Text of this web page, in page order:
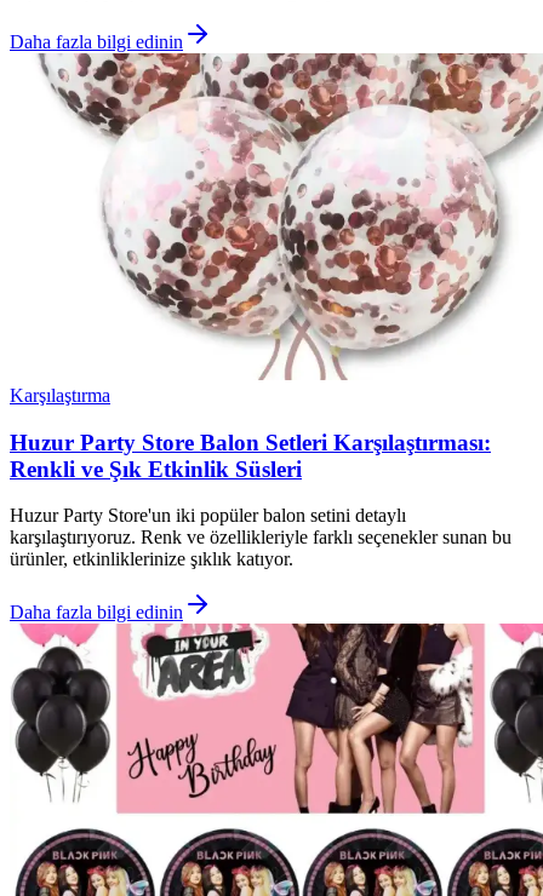
Daha fazla bilgi edinin
Karşılaştırma
Huzur Party Store Balon Setleri Karşılaştırması:
Renkli ve Şık Etkinlik Süsleri
Huzur Party Store'un iki popüler balon setini detaylı
karşılaştırıyoruz. Renk ve özellikleriyle farklı seçenekler sunan bu
ürünler, etkinliklerinize şıklık katıyor.
Daha fazla bilgi edinin